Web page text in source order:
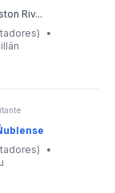
Riv...
•
•